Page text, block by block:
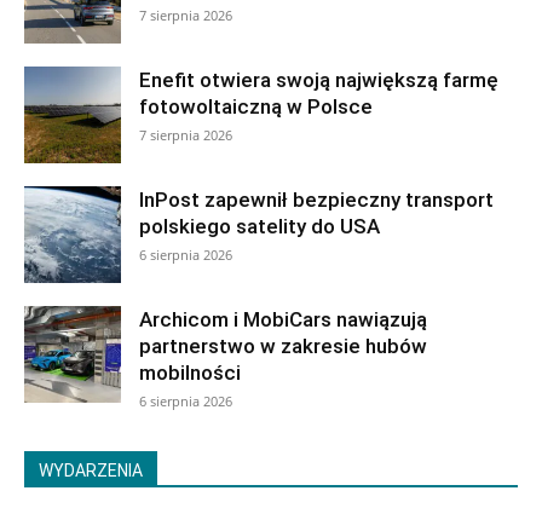
7 sierpnia 2026
Enefit otwiera swoją największą farmę
fotowoltaiczną w Polsce
7 sierpnia 2026
InPost zapewnił bezpieczny transport
polskiego satelity do USA
6 sierpnia 2026
Archicom i MobiCars nawiązują
partnerstwo w zakresie hubów
mobilności
6 sierpnia 2026
WYDARZENIA